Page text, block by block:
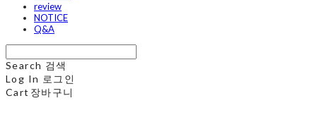
review
NOTICE
Q&A
Search 검색
Log In 로그인
Cart 장바구니